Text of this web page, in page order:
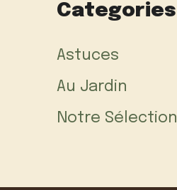
Categories
Astuces
Au Jardin
Notre Sélection